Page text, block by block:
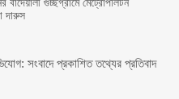
দারুস
সংবাদে প্রকাশিত তথ্যের প্রতিবাদ